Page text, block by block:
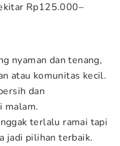
Rp125.000–
nyaman dan tenang,
atau komunitas kecil.
dan
malam.
terlalu ramai tapi
jadi pilihan terbaik.